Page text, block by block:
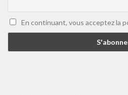
En continuant, vous acceptez la